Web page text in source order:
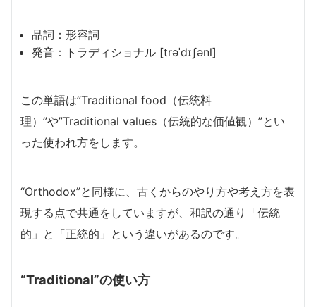
品詞：形容詞
発音：トラディショナル [trəˈdɪʃənl]
この単語は”Traditional food（伝統料
理）”や”Traditional values（伝統的な価値観）”とい
った使われ方をします。
“Orthodox”と同様に、古くからのやり方や考え方を表
現する点で共通をしていますが、和訳の通り「伝統
的」と「正統的」という違いがあるのです。
“Traditional”の使い方